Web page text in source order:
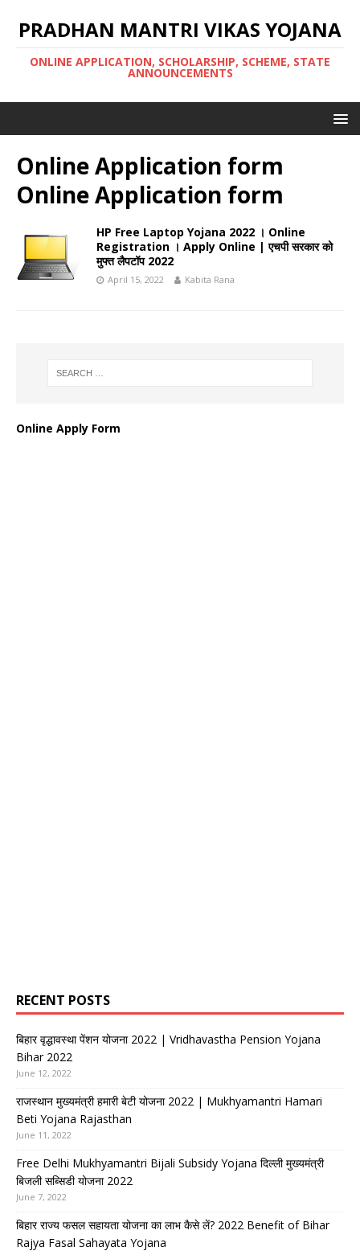
PRADHAN MANTRI VIKAS YOJANA
ONLINE APPLICATION, SCHOLARSHIP, SCHEME, STATE
ANNOUNCEMENTS
Online Application form
Online Application form
HP Free Laptop Yojana 2022 । Online
Registration । Apply Online | एचपी सरकार को
मुफ्त लैपटॉप 2022
April 15, 2022 Kabita Rana
Online Apply Form
RECENT POSTS
बिहार वृद्धावस्था पेंशन योजना 2022 | Vridhavastha Pension Yojana
Bihar 2022
June 12, 2022
राजस्थान मुख्यमंत्री हमारी बेटी योजना 2022 | Mukhyamantri Hamari
Beti Yojana Rajasthan
June 11, 2022
Free Delhi Mukhyamantri Bijali Subsidy Yojana दिल्ली मुख्यमंत्री
बिजली सब्सिडी योजना 2022
June 7, 2022
बिहार राज्य फसल सहायता योजना का लाभ कैसे लें? 2022 Benefit of Bihar
Rajya Fasal Sahayata Yojana